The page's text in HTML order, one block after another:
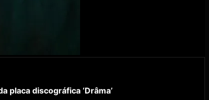
placa discográfica ‘Drâma’